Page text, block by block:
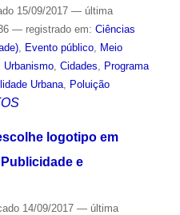
15/09/2017 — última
— registrado em: Ciências
, Evento público, Meio
Urbanismo, Cidades, Programa
Urbana, Poluição
logotipo em
e
14/09/2017 — última